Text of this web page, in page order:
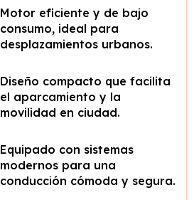
Motor eficiente y de bajo
consumo, ideal para
desplazamientos urbanos.
Diseño compacto que facilita
el aparcamiento y la
movilidad en ciudad.
Equipado con sistemas
modernos para una
conducción cómoda y segura.